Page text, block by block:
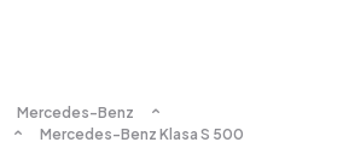
Mercedes-Benz
Mercedes-Benz Klasa S 500